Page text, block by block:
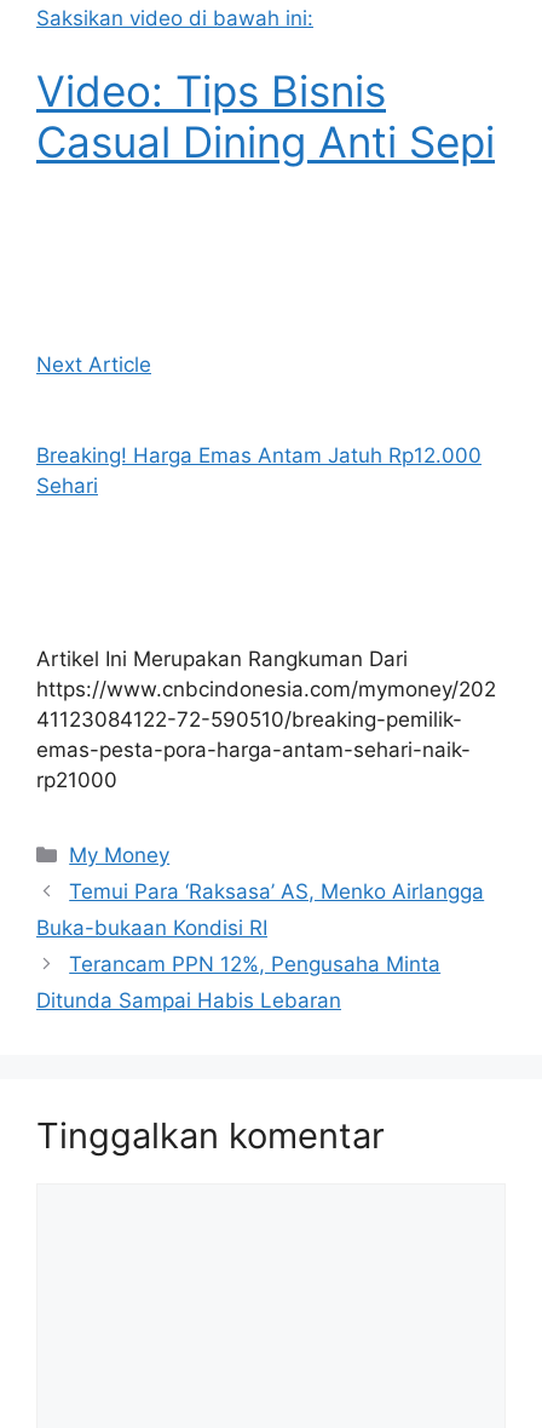
Saksikan video di bawah ini:
Video: Tips Bisnis
Casual Dining Anti Sepi
Next Article
Breaking! Harga Emas Antam Jatuh Rp12.000
Sehari
Artikel Ini Merupakan Rangkuman Dari
https://www.cnbcindonesia.com/mymoney/202
41123084122-72-590510/breaking-pemilik-
emas-pesta-pora-harga-antam-sehari-naik-
rp21000
Kategori
My Money
Temui Para ‘Raksasa’ AS, Menko Airlangga
Buka-bukaan Kondisi RI
Terancam PPN 12%, Pengusaha Minta
Ditunda Sampai Habis Lebaran
Tinggalkan komentar